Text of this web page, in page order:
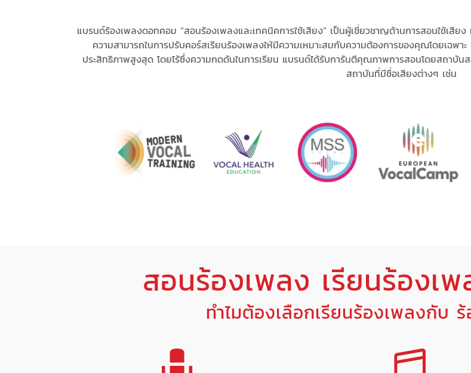
แบรนด์ร้องเพลงดอทคอม “สอนร้องเพลงและเทคนิคการใช้เสียง” เป็นผู้เชี่ยวชาญด้านการสอนใช้เสียง
ความสามารถในการปรับคอร์สเรียนร้องเพลงให้มีความเหมาะสมกับความต้องการของคุณโดยเฉพาะ
ประสิทธิภาพสูงสุด โดยไร้ซึ่งความกดดันในการเรียน แบรนด์ได้รับการันตีคุณภาพการสอนโดยสถาบัน
สถาบันที่มีชื่อเสียงต่างๆ เช่น
สอนร้องเพลง เรียนร้องเ
ทำไมต้องเลือกเรียนร้องเพลงกับ